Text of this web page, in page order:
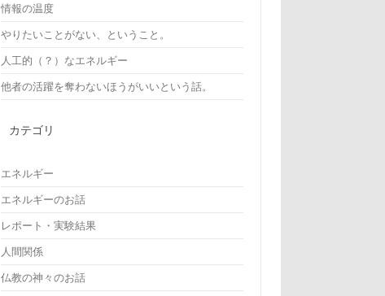
情報の温度
やりたいことがない、ということ。
人工的（？）なエネルギー
他者の活躍を奪わないほうがいいという話。
カテゴリ
エネルギー
エネルギーのお話
レポート・実験結果
人間関係
仏教の神々のお話